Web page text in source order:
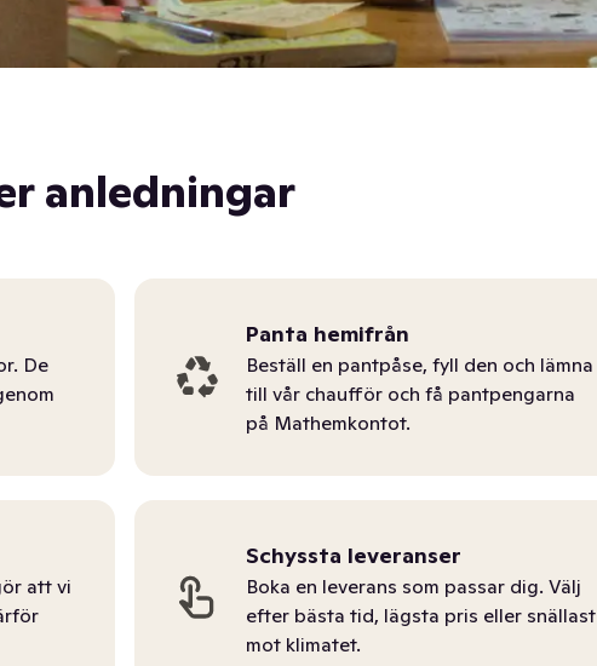
anledningar
De
Panta hemifrån
Beställ en pantpåse, fyll den och lämna
till vår chaufför och få pantpengarna
på Mathemkontot.
att vi
Schyssta leveranser
Boka en leverans som passar dig. Välj
efter bästa tid, lägsta pris eller snällast
mot klimatet.